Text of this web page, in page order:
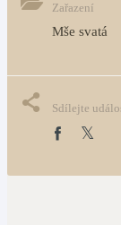
Zařazení
Mše svatá
Sdílejte